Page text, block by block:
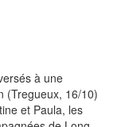
à une
(Tregueux, 16/10)
et Paula, les